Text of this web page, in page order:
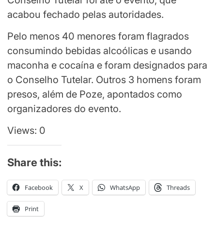
acabou fechado pelas autoridades.
Pelo menos 40 menores foram flagrados
consumindo bebidas alcoólicas e usando
maconha e cocaína e foram designados para
o Conselho Tutelar. Outros 3 homens foram
presos, além de Poze, apontados como
organizadores do evento.
Views: 0
Share this:
Facebook X WhatsApp Threads
Print